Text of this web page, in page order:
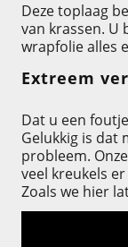
Deze toplaag
van krassen. U
wrapfolie alles
Extreem
Dat u een
Gelukkig is dat
probleem.
veel kreukels
Zoals we hier